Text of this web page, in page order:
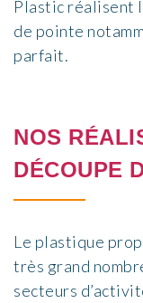
Plastic réalisent
de pointe
parfait.
NOS
DÉCOUPE
Le plastique
très grand
secteurs